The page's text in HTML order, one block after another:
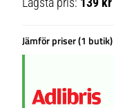
Lägsta pris: 139 kr
Jämför priser (1 butik)